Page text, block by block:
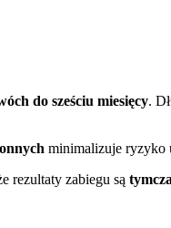
do sześciu miesięcy.
minimalizuje ryzyko
rezultaty zabiegu są